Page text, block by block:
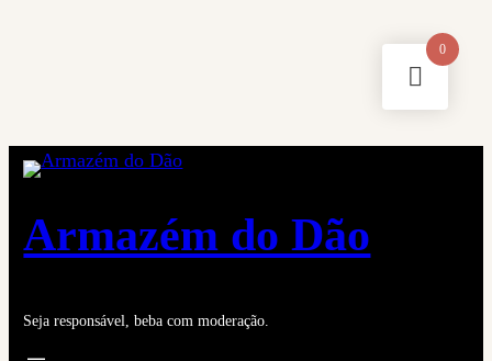
Armazém do Dão
Seja responsável, beba com moderação.
0